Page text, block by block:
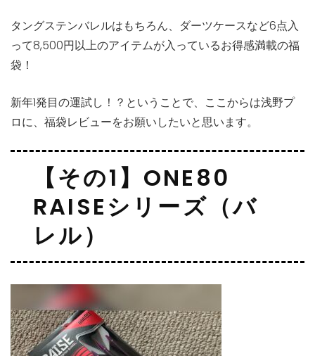
タングステンバレルはもちろん、ダーツケースなど6点入
って8,500円以上のアイテムが入っているお得感満載の福
袋！
新年1発目の運試し！？ということで、ここからは浅野プ
ロに、福袋レビューをお願いしたいと思います。
【その1】ONE80
RAISEシリーズ（バ
レル）